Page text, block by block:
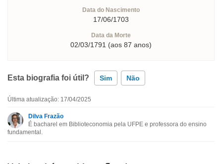
Data do Nascimento
17/06/1703
Data da Morte
02/03/1791 (aos 87 anos)
Esta biografia foi útil? Sim Não
Esta biografia não tem a informação que procuro
Última atualização: 17/04/2025
Dilva Frazão
É bacharel em Biblioteconomia pela UFPE e professora do ensino
fundamental.